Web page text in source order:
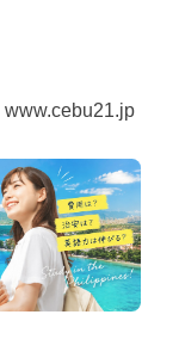
www.cebu21.jp